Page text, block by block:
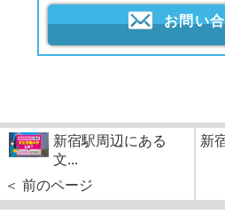
お問い
新宿駅周辺にある
文...
＜ 前のページ
新